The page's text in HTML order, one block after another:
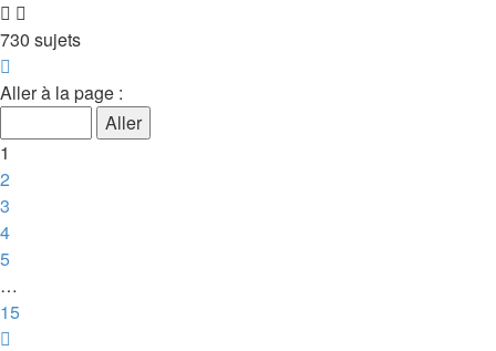
730 sujets
1
15
Aller à la page :
1
2
3
4
5
…
15